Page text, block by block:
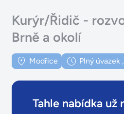
Kurýr/Řidič -
Brně a okolí
Modřice Plný úvazek ,
Tahle nabídka už